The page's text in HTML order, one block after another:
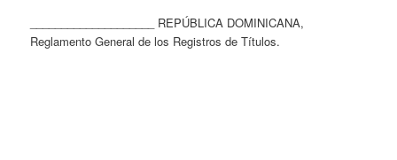
____________________ REPÚBLICA DOMINICANA,
Reglamento General de los Registros de Títulos.